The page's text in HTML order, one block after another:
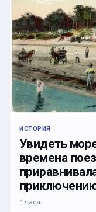
ИСТОРИЯ
Увидеть
времена
4 часа